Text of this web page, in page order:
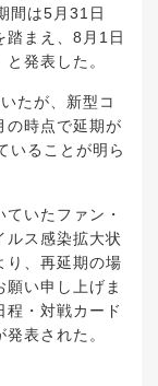
間は5月31日
踏まえ、8月1日
発表した。
たが、新型コ
の時点で延期が
いることが明ら
いたファン・
ルス感染拡大状
り、再延期の場
い申し上げま
程・対戦カード
表された。